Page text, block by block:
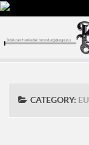
CATEGORY: